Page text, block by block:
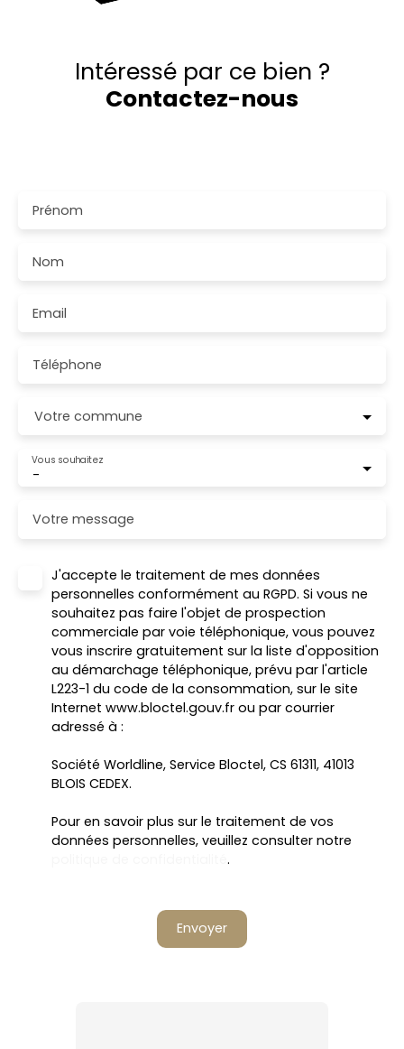
Intéressé par ce bien ?
Contactez-nous
Prénom
Nom
Email
Téléphone
Votre commune
-
Vous souhaitez
Votre message
J'accepte le traitement de mes données
personnelles conformément au RGPD. Si vous ne
souhaitez pas faire l'objet de prospection
commerciale par voie téléphonique, vous pouvez
vous inscrire gratuitement sur la liste d'opposition
au démarchage téléphonique, prévu par l'article
L223-1 du code de la consommation, sur le site
Internet www.bloctel.gouv.fr ou par courrier
adressé à :
Société Worldline, Service Bloctel, CS 61311, 41013
BLOIS CEDEX.
Pour en savoir plus sur le traitement de vos
données personnelles, veuillez consulter notre
.
Envoyer